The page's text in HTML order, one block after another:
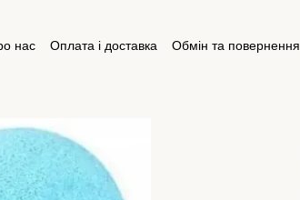
нас Оплата і доставка
Обмін та повернення